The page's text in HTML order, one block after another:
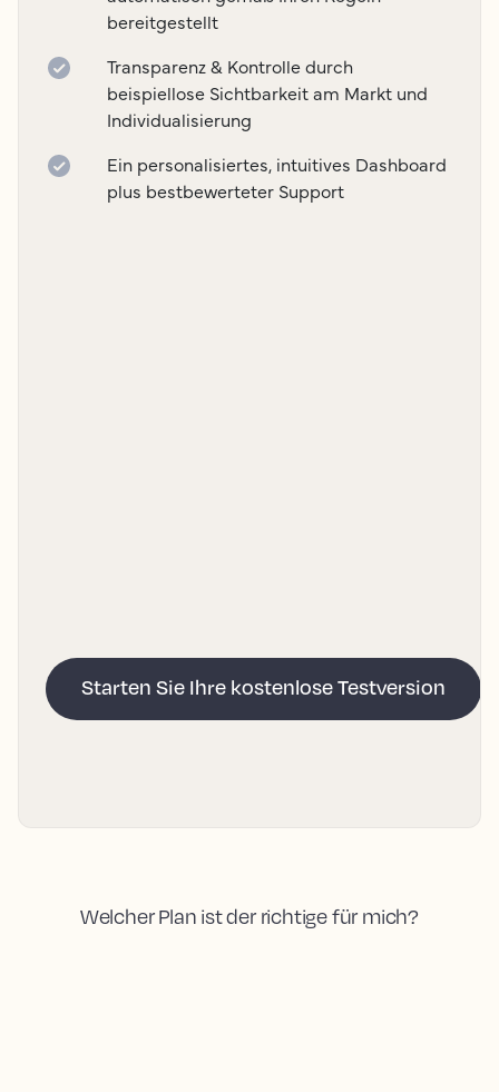
bereitgestellt
Transparenz & Kontrolle durch
beispiellose Sichtbarkeit am Markt und
Individualisierung
Ein personalisiertes, intuitives Dashboard
plus bestbewerteter Support
Starten Sie Ihre kostenlose Testversion
Welcher Plan ist der richtige für mich?